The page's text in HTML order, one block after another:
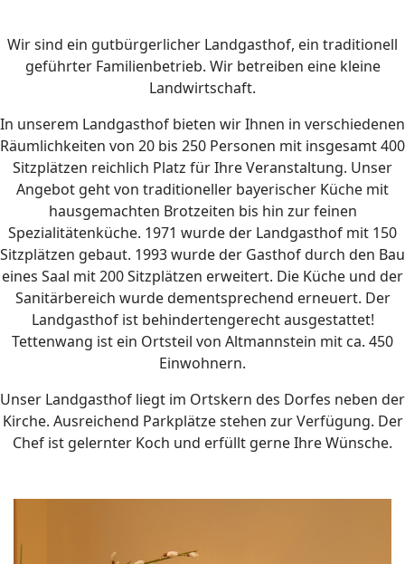
Wir sind ein gutbürgerlicher Landgasthof, ein traditionell
geführter Familienbetrieb. Wir betreiben eine kleine
Landwirtschaft.
In unserem Landgasthof bieten wir Ihnen in verschiedenen
Räumlichkeiten von 20 bis 250 Personen mit insgesamt 400
Sitzplätzen reichlich Platz für Ihre Veranstaltung. Unser
Angebot geht von traditioneller bayerischer Küche mit
hausgemachten Brotzeiten bis hin zur feinen
Spezialitätenküche. 1971 wurde der Landgasthof mit 150
Sitzplätzen gebaut. 1993 wurde der Gasthof durch den Bau
eines Saal mit 200 Sitzplätzen erweitert. Die Küche und der
Sanitärbereich wurde dementsprechend erneuert. Der
Landgasthof ist behindertengerecht ausgestattet!
Tettenwang ist ein Ortsteil von Altmannstein mit ca. 450
Einwohnern.
Unser Landgasthof liegt im Ortskern des Dorfes neben der
Kirche. Ausreichend Parkplätze stehen zur Verfügung. Der
Chef ist gelernter Koch und erfüllt gerne Ihre Wünsche.